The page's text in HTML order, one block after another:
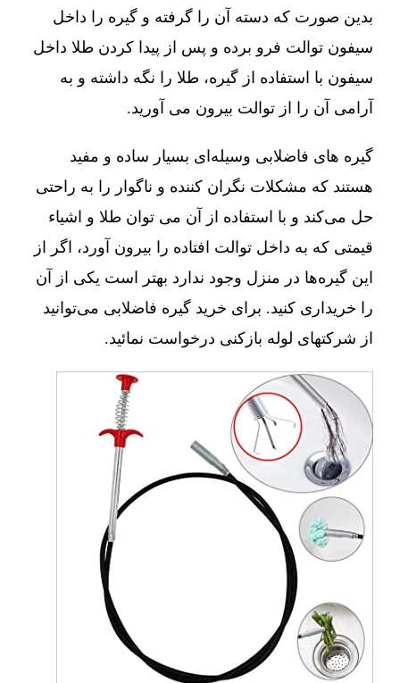
بدین صورت که دسته آن را گرفته و گیره را داخل
سیفون توالت فرو برده و پس از پیدا کردن طلا داخل
سیفون با استفاده از گیره، طلا را نگه داشته و به
آرامی آن را از توالت بیرون می آورید.
گیره های فاضلابی وسیله‌ای بسیار ساده و مفید
هستند که مشکلات نگران کننده و ناگوار را به راحتی
حل می‌کند و با استفاده از آن می توان طلا و اشیاء
قیمتی که به داخل توالت افتاده را بیرون آورد، اگر از
این گیره‌ها در منزل وجود ندارد بهتر است یکی از آن
را خریداری کنید. برای خرید گیره فاضلابی می‌توانید
از شرکتهای لوله بازکنی درخواست نمائید.